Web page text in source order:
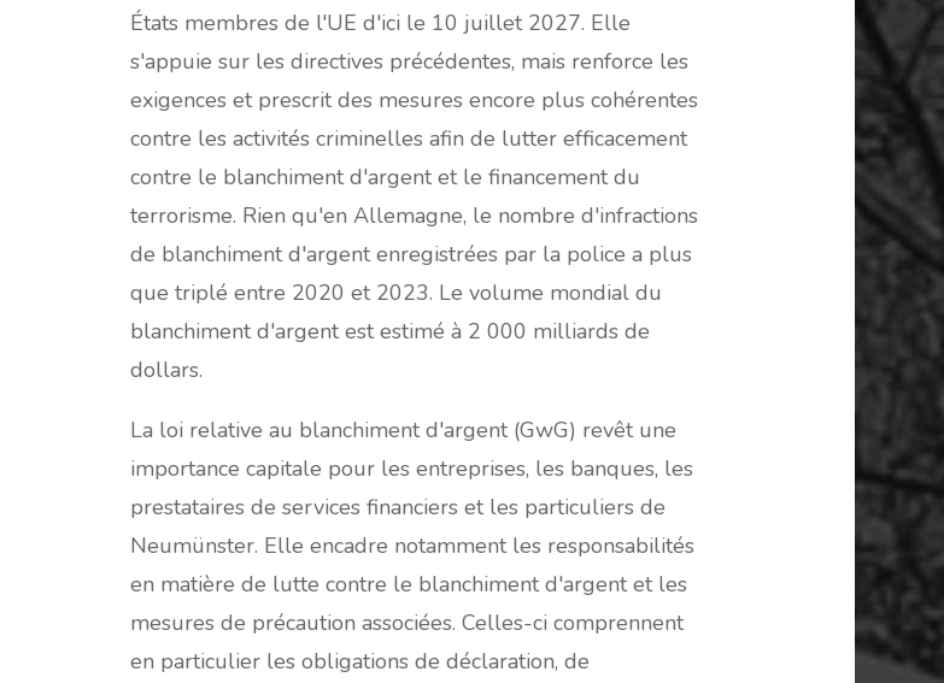
États membres de l'UE d'ici le 10 juillet 2027. Elle
s'appuie sur les directives précédentes, mais renforce les
exigences et prescrit des mesures encore plus cohérentes
contre les activités criminelles afin de lutter efficacement
contre le blanchiment d'argent et le financement du
terrorisme. Rien qu'en Allemagne, le nombre d'infractions
de blanchiment d'argent enregistrées par la police a plus
que triplé entre 2020 et 2023. Le volume mondial du
blanchiment d'argent est estimé à 2 000 milliards de
dollars.
La loi relative au blanchiment d'argent (GwG) revêt une
importance capitale pour les entreprises, les banques, les
prestataires de services financiers et les particuliers de
Neumünster. Elle encadre notamment les responsabilités
en matière de lutte contre le blanchiment d'argent et les
mesures de précaution associées. Celles-ci comprennent
en particulier les obligations de déclaration, de